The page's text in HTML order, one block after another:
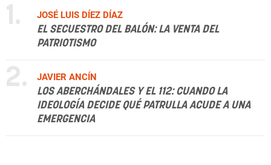
1.
JOSÉ LUIS DÍEZ DÍAZ
EL SECUESTRO DEL BALÓN: LA VENTA DEL
PATRIOTISMO
2.
JAVIER ANCÍN
LOS ABERCHÁNDALES Y EL 112: CUANDO LA
IDEOLOGÍA DECIDE QUÉ PATRULLA ACUDE A UNA
EMERGENCIA